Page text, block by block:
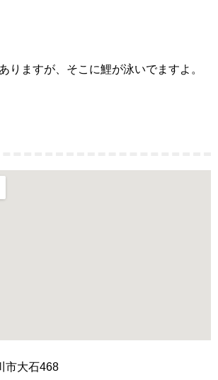
りますが、そこに鯉が泳いでますよ。
市大石468